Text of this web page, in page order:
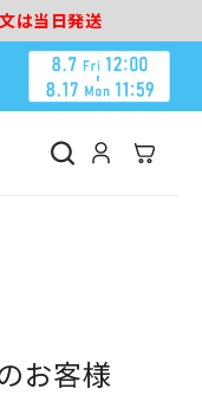
は当日発送
お客様